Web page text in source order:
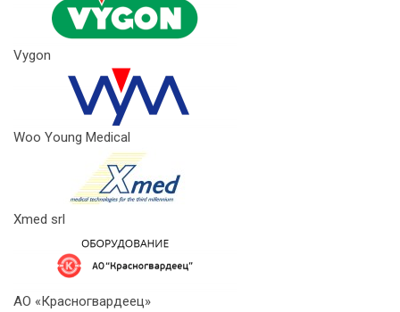
Vygon
Woo Young Medical
Xmed srl
АО «Красногвардеец»